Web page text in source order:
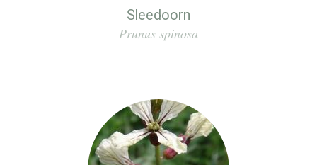
Sleedoorn
Prunus spinosa